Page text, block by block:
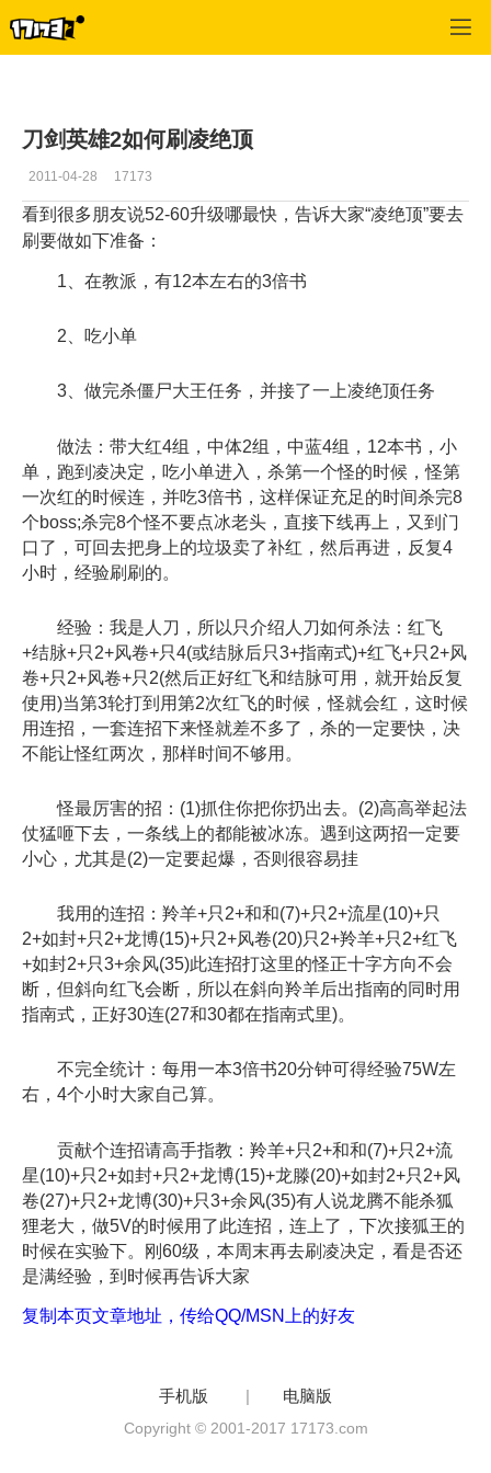
刀剑英雄2如何刷凌绝顶
2011-04-28 17173
看到很多朋友说52-60升级哪最快，告诉大家“凌绝顶”要去
刷要做如下准备：
1、在教派，有12本左右的3倍书
2、吃小单
3、做完杀僵尸大王任务，并接了一上凌绝顶任务
做法：带大红4组，中体2组，中蓝4组，12本书，小
单，跑到凌决定，吃小单进入，杀第一个怪的时候，怪第
一次红的时候连，并吃3倍书，这样保证充足的时间杀完8
个boss;杀完8个怪不要点冰老头，直接下线再上，又到门
口了，可回去把身上的垃圾卖了补红，然后再进，反复4
小时，经验刷刷的。
经验：我是人刀，所以只介绍人刀如何杀法：红飞
+结脉+只2+风卷+只4(或结脉后只3+指南式)+红飞+只2+风
卷+只2+风卷+只2(然后正好红飞和结脉可用，就开始反复
使用)当第3轮打到用第2次红飞的时候，怪就会红，这时候
用连招，一套连招下来怪就差不多了，杀的一定要快，决
不能让怪红两次，那样时间不够用。
怪最厉害的招：(1)抓住你把你扔出去。(2)高高举起法
仗猛咂下去，一条线上的都能被冰冻。遇到这两招一定要
小心，尤其是(2)一定要起爆，否则很容易挂
我用的连招：羚羊+只2+和和(7)+只2+流星(10)+只
2+如封+只2+龙博(15)+只2+风卷(20)只2+羚羊+只2+红飞
+如封2+只3+余风(35)此连招打这里的怪正十字方向不会
断，但斜向红飞会断，所以在斜向羚羊后出指南的同时用
指南式，正好30连(27和30都在指南式里)。
不完全统计：每用一本3倍书20分钟可得经验75W左
右，4个小时大家自己算。
贡献个连招请高手指教：羚羊+只2+和和(7)+只2+流
星(10)+只2+如封+只2+龙博(15)+龙滕(20)+如封2+只2+风
卷(27)+只2+龙博(30)+只3+余风(35)有人说龙腾不能杀狐
狸老大，做5V的时候用了此连招，连上了，下次接狐王的
时候在实验下。刚60级，本周末再去刷凌决定，看是否还
是满经验，到时候再告诉大家
复制本页文章地址，传给QQ/MSN上的好友
手机版 | 电脑版
Copyright © 2001-2017 17173.com